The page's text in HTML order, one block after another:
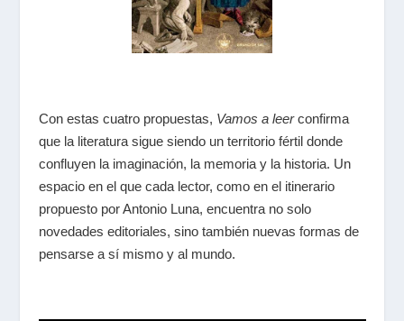
Con estas cuatro propuestas, Vamos a leerconfirma
que la literatura sigue siendo un territorio fértil donde
confluyen la imaginación, la memoria y la historia. Un
espacio en el que cada lector, como en el itinerario
propuesto por Antonio Luna, encuentra no solo
novedades editoriales, sino también nuevas formas de
pensarse a sí mismo y al mundo.